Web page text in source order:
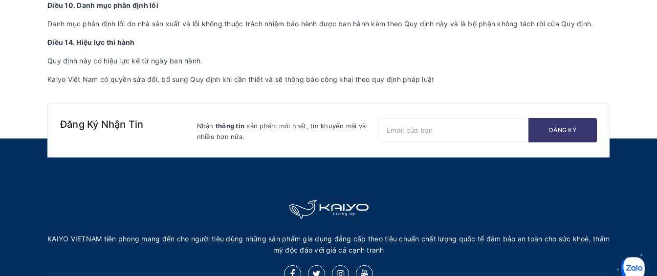
Điều 10. Danh mục phân định lỗi
Danh mục phân định lỗi do nhà sản xuất và lỗi không thuộc trách nhiệm bảo hành được ban hành kèm theo Quy dịnh này và là bộ phận không tách rời của Quy định.
Điều 14. Hiệu lực thi hành
Quy định này có hiệu lực kể từ ngày ban hành.
Kaiyo Việt Nam có quyền sửa đổi, bổ sung Quy định khi cần thiết và sẽ thông báo công khai theo quy định pháp luật
Đăng Ký Nhận Tin Nhận thông tin sản phẩm mới nhất, tin khuyến mãi và
nhiều hơn nữa.
ĐĂNG KÝ
KAIYO VIETNAM tiên phong mang đến cho người tiêu dùng những sản phẩm gia dụng đẳng cấp theo tiêu chuẩn chất lượng quốc tế đảm bảo an toàn cho sức khoẻ, thẩm
mỹ độc đáo với giá cả cạnh tranh